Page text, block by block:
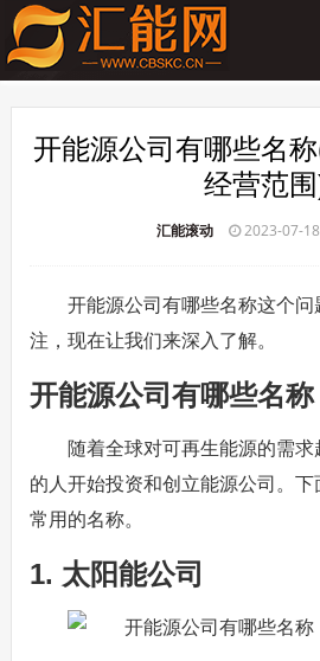
开能源公司有哪些名
经营范
汇能滚动 2023-07-
开能源公司有哪些名称这个
注，现在让我们来深入了解。
开能源公司有哪些名称
随着全球对可再生能源的需
的人开始投资和创立能源公司。下
常用的名称。
1. 太阳能公司